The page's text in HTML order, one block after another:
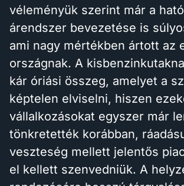
véleményük szerint már a
árendszer bevezetése is
ami nagy mértékben ártott az
országnak. A
kár óriási összeg, amelyet a
képtelen elviselni, hiszen
vállalkozásokat egyszer már
tönkretették korábban,
veszteség mellett jelentős
el kellett szenvedniük. A